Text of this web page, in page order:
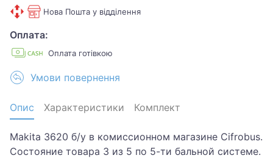
Нова Пошта у відділення
Оплата:
Оплата готівкою
Умови повернення
Опис Характеристики Комплект
Makita 3620 б/у в комиссионном магазине Cifrobus.
Состояние товара 3 из 5 по 5-ти бальной системе.